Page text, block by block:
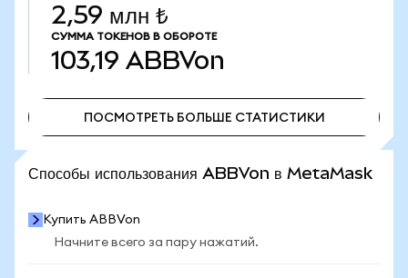
2,59 млн ₺
СУММА ТОКЕНОВ В ОБОРОТЕ
103,19 ABBVon
ПОСМОТРЕТЬ БОЛЬШЕ СТАТИСТИКИ
Способы использования ABBVon в MetaMask
Купить ABBVon
Начните всего за пару нажатий.